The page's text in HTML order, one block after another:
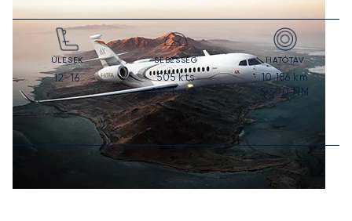
ÜLÉSEK
12-16
SEBESSÉG
505kts
935km/h
HATÓTÁV
10 186 km
5 500NM